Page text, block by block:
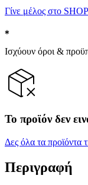
Γίνε μέλος στο
Ισχύουν όροι &
Το προϊόν δεν
Δες όλα τα προϊόντα
Περιγραφή